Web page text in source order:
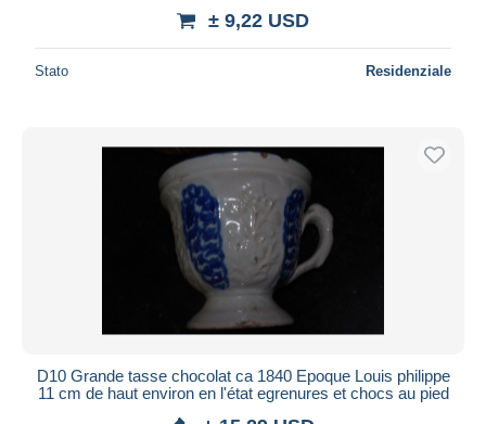
± 9,22 USD
Stato Residenziale
D10 Grande tasse chocolat ca 1840 Epoque Louis philippe
11 cm de haut environ en l'état egrenures et chocs au pied